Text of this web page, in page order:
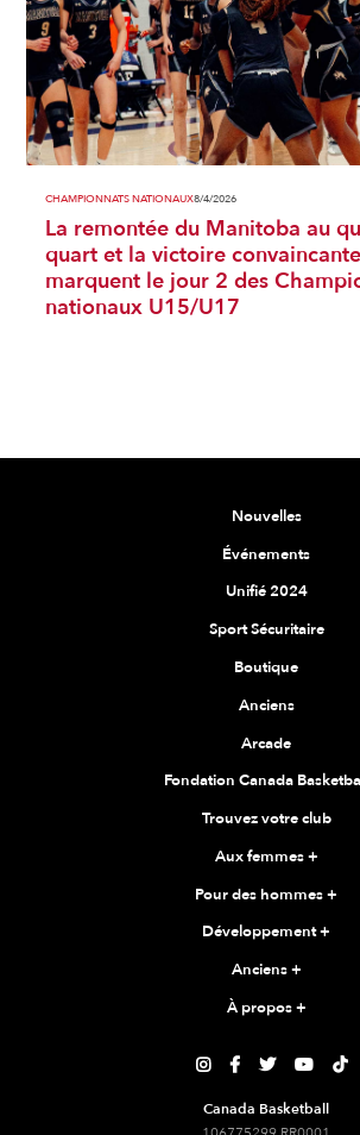
CHAMPIONNATS NATIONAUX8/4/2026
La remontée du Manitoba au
quart et la victoire
marquent le jour 2 des
nationaux U15/U17
Nouvelles
Événements
Unifié 2024
Sport Sécuritaire
Boutique
Anciens
Arcade
Fondation Canada
Trouvez votre club
Aux femmes+
Pour des hommes+
Développement+
Anciens+
À propos+
    
Canada Basketball